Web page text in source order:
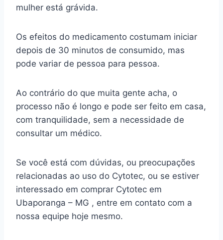
mulher está grávida.
Os efeitos do medicamento costumam iniciar
depois de 30 minutos de consumido, mas
pode variar de pessoa para pessoa.
Ao contrário do que muita gente acha, o
processo não é longo e pode ser feito em casa,
com tranquilidade, sem a necessidade de
consultar um médico.
Se você está com dúvidas, ou preocupações
relacionadas ao uso do Cytotec, ou se estiver
interessado em comprar Cytotec em
Ubaporanga – MG , entre em contato com a
nossa equipe hoje mesmo.